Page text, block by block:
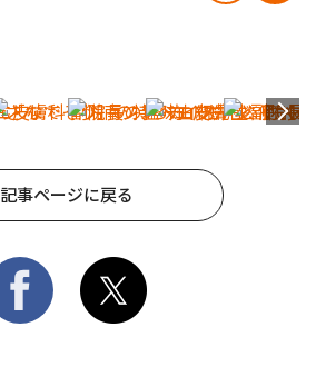
記事ページに戻る